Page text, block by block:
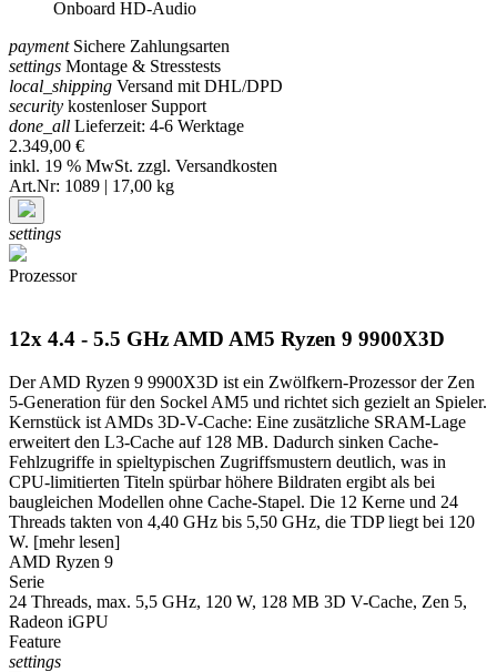
Onboard HD-Audio
payment Sichere Zahlungsarten
settings Montage & Stresstests
local_shipping Versand mit DHL/DPD
security kostenloser Support
done_all Lieferzeit: 4-6 Werktage
2.349,00 €
inkl. 19 % MwSt. zzgl. Versandkosten
Art.Nr: 1089 | 17,00 kg
settings
Prozessor
12x 4.4 - 5.5 GHz AMD AM5 Ryzen 9 9900X3D
Der AMD Ryzen 9 9900X3D ist ein Zwölfkern-Prozessor der Zen
5-Generation für den Sockel AM5 und richtet sich gezielt an Spieler.
Kernstück ist AMDs 3D-V-Cache: Eine zusätzliche SRAM-Lage
erweitert den L3-Cache auf 128 MB. Dadurch sinken Cache-
Fehlzugriffe in spieltypischen Zugriffsmustern deutlich, was in
CPU-limitierten Titeln spürbar höhere Bildraten ergibt als bei
baugleichen Modellen ohne Cache-Stapel. Die 12 Kerne und 24
Threads takten von 4,40 GHz bis 5,50 GHz, die TDP liegt bei 120
W. [mehr lesen]
AMD Ryzen 9
Serie
24 Threads, max. 5,5 GHz, 120 W, 128 MB 3D V-Cache, Zen 5,
Radeon iGPU
Feature
settings